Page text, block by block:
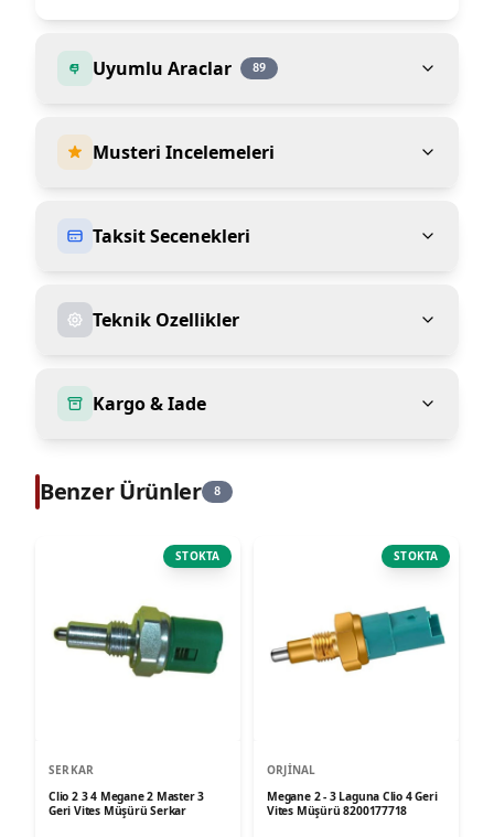
Uyumlu Araclar 89
Musteri Incelemeleri
Taksit Secenekleri
Teknik Ozellikler
Kargo & Iade
Benzer Ürünler 8
STOKTA
SERKAR
Clio 2 3 4 Megane 2 Master 3
Geri Vites Müşürü Serkar
STOKTA
ORJINAL
Megane 2 - 3 Laguna Clio 4 Geri
Vites Müşürü 8200177718